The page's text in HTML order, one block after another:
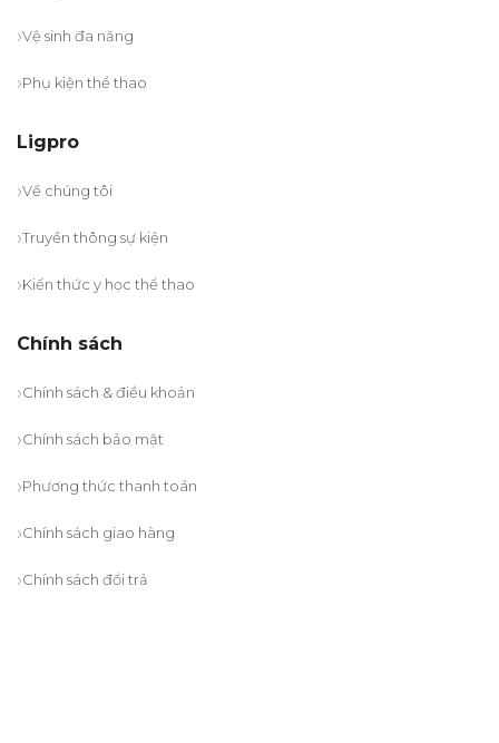
Vệ sinh đa năng
Phụ kiện thể thao
Ligpro
Về chúng tôi
Truyền thông sự kiện
Kiến thức y học thể thao
Chính sách
Chính sách & điều khoản
Chính sách bảo mật
Phương thức thanh toán
Chính sách giao hàng
Chính sách đổi trả